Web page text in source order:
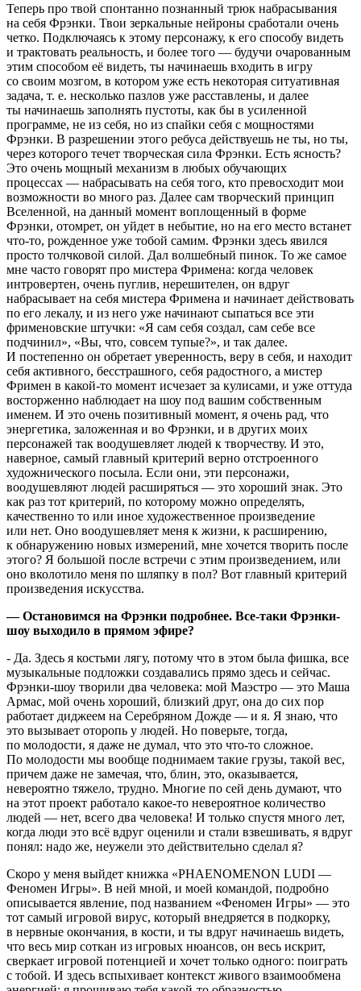
Теперь про твой спонтанно познанный трюк набрасывания
на себя Фрэнки. Твои зеркальные нейроны сработали очень
четко. Подключаясь к этому персонажу, к его способу видеть
и трактовать реальность, и более того — будучи очарованным
этим способом её видеть, ты начинаешь входить в игру
со своим мозгом, в котором уже есть некоторая ситуативная
задача, т. е. несколько пазлов уже расставлены, и далее
ты начинаешь заполнять пустоты, как бы в усиленной
программе, не из себя, но из спайки себя с мощностями
Фрэнки. В разрешении этого ребуса действуешь не ты, но ты,
через которого течет творческая сила Фрэнки. Есть ясность?
Это очень мощный механизм в любых обучающих
процессах — набрасывать на себя того, кто превосходит мои
возможности во много раз. Далее сам творческий принцип
Вселенной, на данный момент воплощенный в форме
Фрэнки, отомрет, он уйдет в небытие, но на его место встанет
что-то, рожденное уже тобой самим. Фрэнки здесь явился
просто толчковой силой. Дал волшебный пинок. То же самое
мне часто говорят про мистера Фримена: когда человек
интровертен, очень пуглив, нерешителен, он вдруг
набрасывает на себя мистера Фримена и начинает действовать
по его лекалу, и из него уже начинают сыпаться все эти
фрименовские штучки: «Я сам себя создал, сам себе все
подчинил», «Вы, что, совсем тупые?», и так далее.
И постепенно он обретает уверенность, веру в себя, и находит
себя активного, бесстрашного, себя радостного, а мистер
Фримен в какой-то момент исчезает за кулисами, и уже оттуда
восторженно наблюдает на шоу под вашим собственным
именем. И это очень позитивный момент, я очень рад, что
энергетика, заложенная и во Фрэнки, и в других моих
персонажей так воодушевляет людей к творчеству. И это,
наверное, самый главный критерий верно отстроенного
художнического посыла. Если они, эти персонажи,
воодушевляют людей расширяться — это хороший знак. Это
как раз тот критерий, по которому можно определять,
качественно то или иное художественное произведение
или нет. Оно воодушевляет меня к жизни, к расширению,
к обнаружению новых измерений, мне хочется творить после
этого? Я большой после встречи с этим произведением, или
оно вколотило меня по шляпку в пол? Вот главный критерий
произведения искусства.
— Остановимся на Фрэнки подробнее. Все-таки Фрэнки-
шоу выходило в прямом эфире?
- Да. Здесь я костьми лягу, потому что в этом была фишка, все
музыкальные подложки создавались прямо здесь и сейчас.
Фрэнки-шоу творили два человека: мой Маэстро — это Маша
Армас, мой очень хороший, близкий друг, она до сих пор
работает диджеем на Серебряном Дожде — и я. Я знаю, что
это вызывает оторопь у людей. Но поверьте, тогда,
по молодости, я даже не думал, что это что-то сложное.
По молодости мы вообще поднимаем такие грузы, такой вес,
причем даже не замечая, что, блин, это, оказывается,
невероятно тяжело, трудно. Многие по сей день думают, что
на этот проект работало какое-то невероятное количество
людей — нет, всего два человека! И только спустя много лет,
когда люди это всё вдруг оценили и стали взвешивать, я вдруг
понял: надо же, неужели это действительно сделал я?
Скоро у меня выйдет книжка «PHAENOMENON LUDI —
Феномен Игры». В ней мной, и моей командой, подробно
описывается явление, под названием «Феномен Игры» — это
тот самый игровой вирус, который внедряется в подкорку,
в нервные окончания, в кости, и ты вдруг начинаешь видеть,
что весь мир соткан из игровых нюансов, он весь искрит,
сверкает игровой потенцией и хочет только одного: поиграть
с тобой. И здесь вспыхивает контекст живого взаимообмена